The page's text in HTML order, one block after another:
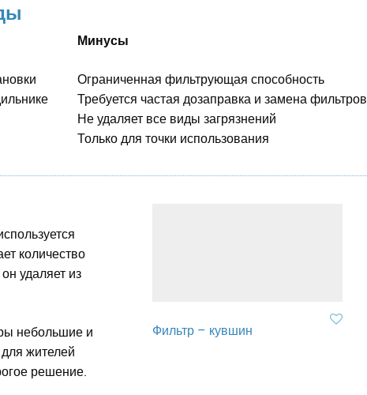
Минусы
Ограниченная фильтрующая способность
Требуется частая дозаправка и замена фильтров
Не удаляет все виды загрязнений
Только для точки использования
количество
удаляет из
небольшие и
жителей
решение.
Фильтр – кувшин